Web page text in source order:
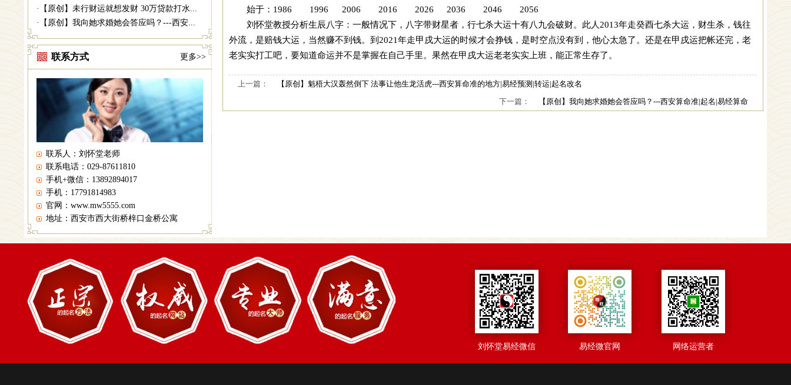
·
【原创】未行财运就想发财 30万贷款打水...
·
【原创】我向她求婚她会答应吗？---西安...
联系方式 更多>>
联系人：刘怀堂老师
联系电话：029-87611810
手机+微信：13892894017
手机：17791814983
官网：www.mw5555.com
地址：西安市西大街桥梓口金桥公寓
始于：1986 1996 2006 2016 2026 2036 2046 2056
刘怀堂教授分析生辰八字：一般情况下，八字带财星者，行七杀大运十有八九会破财。此人2013年走癸酉七杀大运，财生杀，钱往
外流，是赔钱大运，当然赚不到钱。到2021年走甲戌大运的时候才会挣钱，是时空点没有到，他心太急了。还是在甲戌运把帐还完，老
老实实打工吧，要知道命运并不是掌握在自己手里。果然在甲戌大运老老实实上班，能正常生存了。
上一篇：
【原创】魁梧大汉轰然倒下 法事让他生龙活虎---西安算命准的地方|易经预测|转运|起名改名
下一篇：
【原创】我向她求婚她会答应吗？---西安算命准|起名|易经算命
刘怀堂易经微信 易经微官网 网络运营者